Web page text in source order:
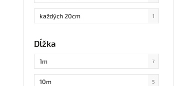
každých 20cm 1
každých 2cm
každých 7,1cm
Dĺžka
1m 7
10m 5